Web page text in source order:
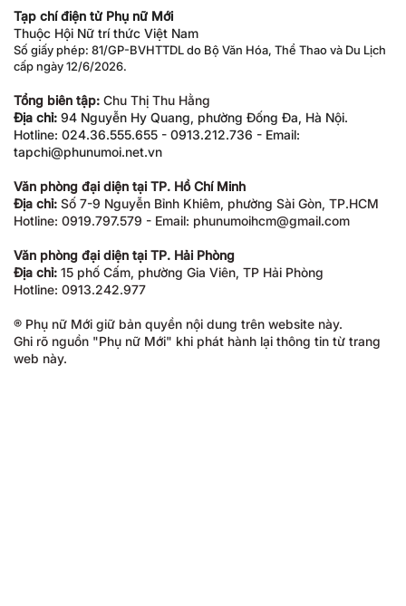
Tạp chí điện tử Phụ nữ Mới
Thuộc Hội Nữ trí thức Việt Nam
Số giấy phép: 81/GP-BVHTTDL do Bộ Văn Hóa, Thể Thao và Du Lịch
cấp ngày 12/6/2026.
Tổng biên tập: Chu Thị Thu Hằng
Địa chỉ: 94 Nguyễn Hy Quang, phường Đống Đa, Hà Nội.
Hotline: 024.36.555.655 - 0913.212.736 - Email:
tapchi@phunumoi.net.vn
Văn phòng đại diện tại TP. Hồ Chí Minh
Địa chỉ: Số 7-9 Nguyễn Bỉnh Khiêm, phường Sài Gòn, TP.HCM
Hotline: 0919.797.579 - Email: phunumoihcm@gmail.com
Văn phòng đại diện tại TP. Hải Phòng
Địa chỉ: 15 phố Cấm, phường Gia Viên, TP Hải Phòng
Hotline: 0913.242.977
® Phụ nữ Mới giữ bản quyền nội dung trên website này.
Ghi rõ nguồn "Phụ nữ Mới" khi phát hành lại thông tin từ trang
web này.